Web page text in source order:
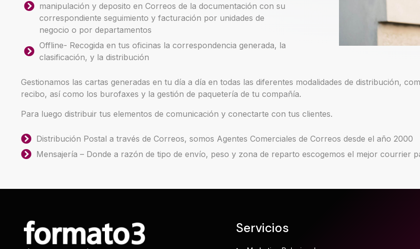
manipulación y deposito en Correos de la documentación con su
correspondiente seguimiento y facturación por unidades de
negocio o por departamentos
Offline- Recogida en tus oficinas la correspondencia generada, la
clasificación, y la distribución
Gestionamos las cartas generadas en tu día a día en todas las diferentes modalidades de distribución,
recibo, así como los burofaxes y la gestión de paquetería de tu compañía.
Para luego distribuir tus elementos de comunicación y conectarte con tus clientes.
Distribución Postal a través de Correos, somos Agentes Comerciales de Correos desde el año 2000
Mensajería – Donde a razón de tipo de envío, peso y zona de reparto escogemos el mejor courrier
Servicios